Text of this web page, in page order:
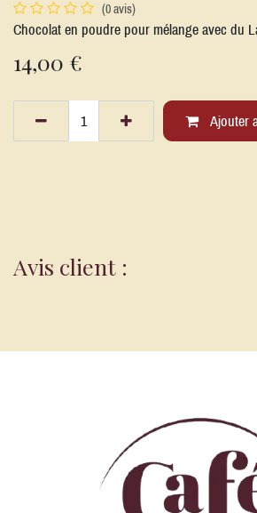
(0 avis)
Chocolat en poudre pour mélange avec du
14,00 €
Ajouter
Avis client :